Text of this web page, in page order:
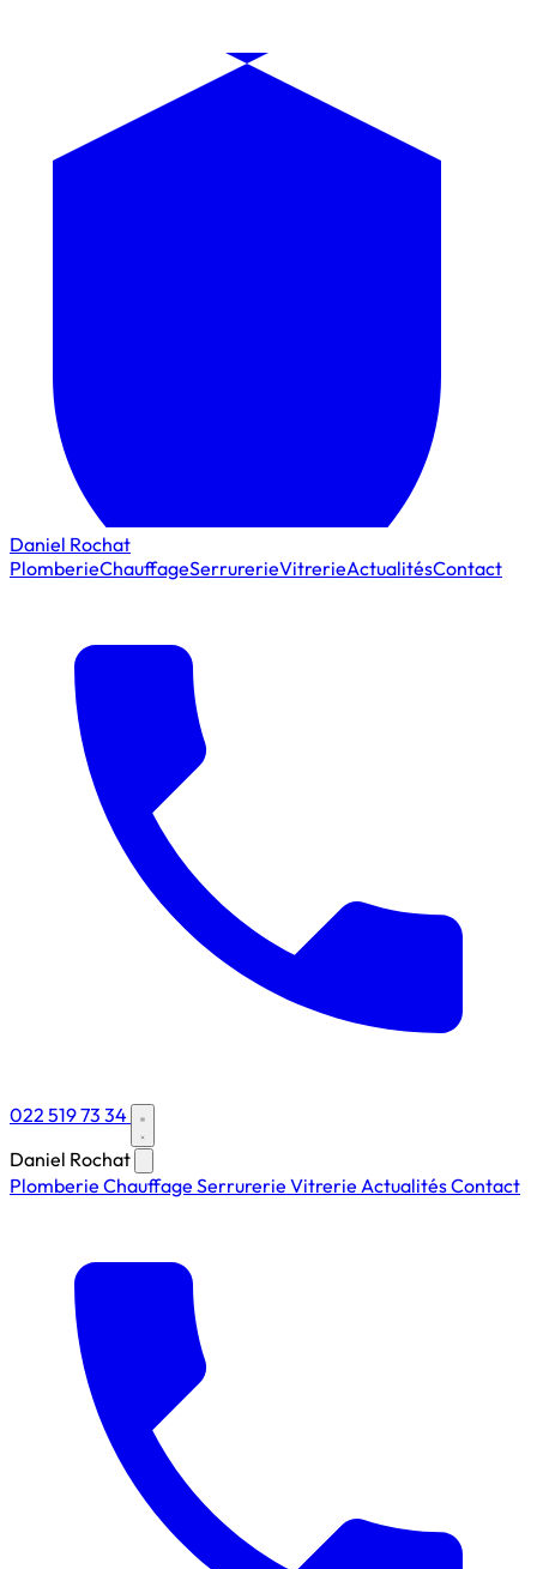
Daniel Rochat
PlomberieChauffageSerrurerieVitrerieActualitésContact
022 519 73 34
Daniel Rochat
Plomberie Chauffage Serrurerie Vitrerie ActualitésContact